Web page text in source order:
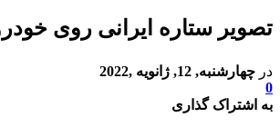
تصویر ستاره ایرانی روی
در چهارشنبه, 12, ژانویه ,2022
0
به اشتراک گذاری